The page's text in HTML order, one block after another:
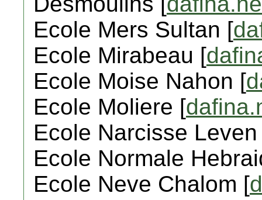
Ecole Mers Sultan [
Ecole Mirabeau [
Ecole Moise Nahon [
Ecole Moliere [
Ecole Narcisse
Ecole Normale
Ecole Neve Chalom [